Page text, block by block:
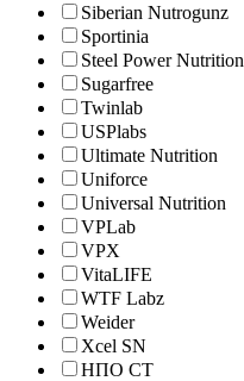
Siberian Nutrogunz
Sportinia
Steel Power Nutrition
Sugarfree
Twinlab
USPlabs
Ultimate Nutrition
Uniforce
Universal Nutrition
VPLab
VPX
VitaLIFE
WTF Labz
Weider
Xcel SN
НПО СТ